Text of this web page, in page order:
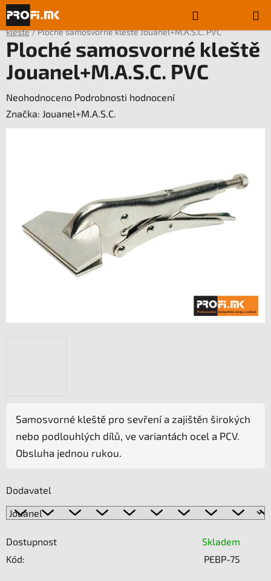
Přejít
na
obsah
KOŠÍK
Domů/Klempířské ruční nářadí Klempířské kleště
Samosvorné
kleště/Ploché samosvorné kleště Jouanel+M.A.S.C. PVC
Samosvorné kleště pro sevření a zajištěn širokých
nebo podlouhlých dílů, ve variantách ocel a PCV.
Obsluha jednou rukou.
Dodavatel
Dostupnost
Skladem
Kód:
PEBP-75
Ploché samosvorné kleště
Jouanel+M.A.S.C. PVC
Průměrné
hodnocení
produktu
hvězdiček.
Neohodnoceno Podrobnosti hodnocení
Značka: Jouanel+M.A.S.C.